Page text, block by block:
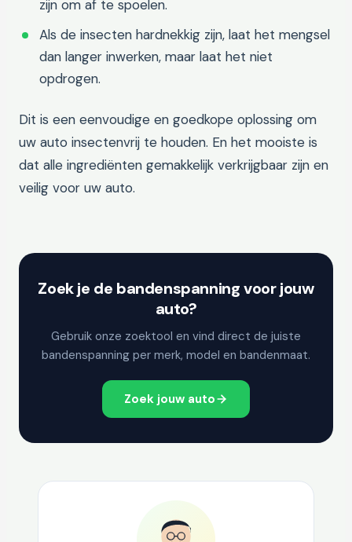
zijn om af te spoelen.
Als de insecten hardnekkig zijn, laat het mengsel
dan langer inwerken, maar laat het niet
opdrogen.
Dit is een eenvoudige en goedkope oplossing om
uw auto insectenvrij te houden. En het mooiste is
dat alle ingrediënten gemakkelijk verkrijgbaar zijn en
veilig voor uw auto.
Zoek je de bandenspanning voor jouw
auto?
Gebruik onze zoektool en vind direct de juiste
bandenspanning per merk, model en bandenmaat.
Zoek jouw auto